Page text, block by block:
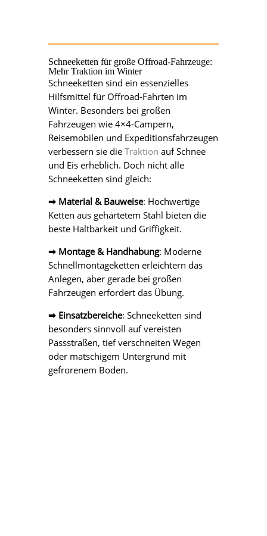
Schneeketten für große Offroad-Fahrzeuge:
Mehr Traktion im Winter
Schneeketten sind ein essenzielles
Hilfsmittel für Offroad-Fahrten im
Winter. Besonders bei großen
Fahrzeugen wie 4×4-Campern,
Reisemobilen und Expeditionsfahrzeugen
verbessern sie die Traktion auf Schnee
und Eis erheblich. Doch nicht alle
Schneeketten sind gleich:
➡ Material & Bauweise: Hochwertige
Ketten aus gehärtetem Stahl bieten die
beste Haltbarkeit und Griffigkeit.
➡ Montage & Handhabung: Moderne
Schnellmontageketten erleichtern das
Anlegen, aber gerade bei großen
Fahrzeugen erfordert das Übung.
➡ Einsatzbereiche: Schneeketten sind
besonders sinnvoll auf vereisten
Passstraßen, tief verschneiten Wegen
oder matschigem Untergrund mit
gefrorenem Boden.